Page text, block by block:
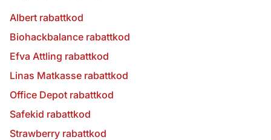
Albert rabattkod
Biohackbalance rabattkod
Efva Attling rabattkod
Linas Matkasse rabattkod
Office Depot rabattkod
Safekid rabattkod
Strawberry rabattkod